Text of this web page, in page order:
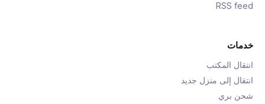
RSS feed
خدمات
انتقال المكتب
انتقال إلى منزل جديد
شحن بري